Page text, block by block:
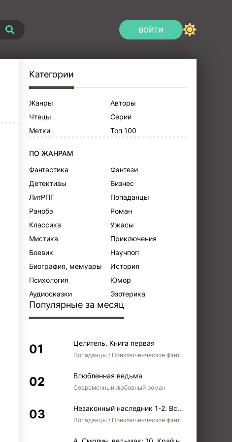
ВОЙТИ
Категории
Жанры
Авторы
Чтецы
Серии
Метки
Топ 100
ПО ЖАНРАМ
Фантастика
Фэнтези
Детективы
Бизнес
ЛитРПГ
Попаданцы
Ранобэ
Роман
Классика
Ужасы
Мистика
Приключения
Боевик
Научпоп
Биография, мемуары
История
Психология
Юмор
Аудиосказки
Эзотерика
Популярные за месяц
Целитель. Книга первая
Попаданцы / Приключенческое фэнтези / Боевое фэнтези
Влюбленная ведьма
Современный любовный роман
Незаконный наследник 1-2. Вспомнить, кем был. Стать собой. Остаться собой
Попаданцы / Приключенческое фэнтези / Боевое фэнтези / Юмористическое фэнтези